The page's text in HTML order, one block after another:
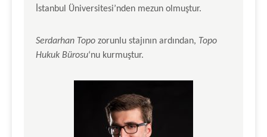
İstanbul Üniversitesi’nden mezun olmuştur.
Serdarhan Topo zorunlu stajının ardından, Topo
Hukuk Bürosu‘nu kurmuştur.